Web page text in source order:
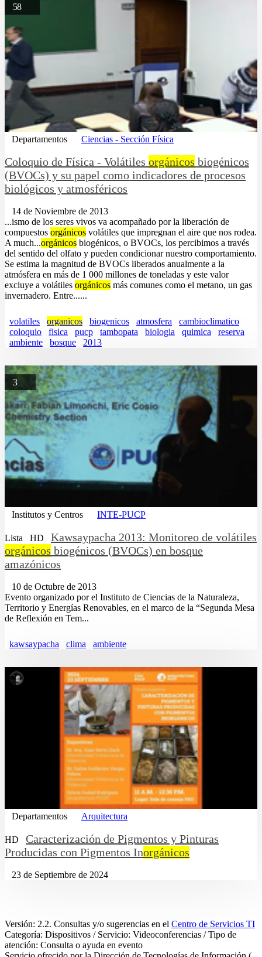
58
Departamentos Ciencias - Sección Física
Coloquio de Física - Volátiles orgánicos biogénicos
(BVOCs) y su papel como indicadores de procesos
biológicos y atmosféricos
14 de Noviembre de 2013
...ismo de los seres vivos va acompañado por la liberación de
compuestos orgánicos volátiles que impregnan el aire que nos rodea.
A much...orgánicos biogénicos, o BVOCs, los percibimos a través
del sentido del olfato y pueden condicionar nuestro comportamiento.
Se estima la magnitud de BVOCs liberados anualmente a la
atmósfera en más de 1 000 millones de toneladas y este valor
excluye a volátiles orgánicos más comunes como el metano, un gas
invernadero. Entre......
volatiles organicos biogenicos atmosfera
cambioclimatico
coloquio
fisica pucp tambopata biologia quimica
reserva
ambiente
bosque 2013
3
Institutos y Centros INTE-PUCP
Lista HD
Kawsaypacha 2013: Monitoreo de volátiles
orgánicos biogénicos (BVOCs) en bosque
amazónicos
10 de Octubre de 2013
Evento organizado por el Instituto de Ciencias de la Naturaleza,
Territorio y Energías Renovables, en el marco de la “Segunda Mesa
de Reflexión en Tem...
kawsaypacha clima ambiente
Departamentos Arquitectura
HD
Caracterización de Pigmentos y Pinturas
Producidas con Pigmentos Inorgánicos
23 de Septiembre de 2024
Versión: 2.2. Consultas y/o sugerencias en el Centro de Servicios TI
Categoría: Dispositivos / Servicio: Videoconferencias / Tipo de
atención: Consulta o ayuda en evento